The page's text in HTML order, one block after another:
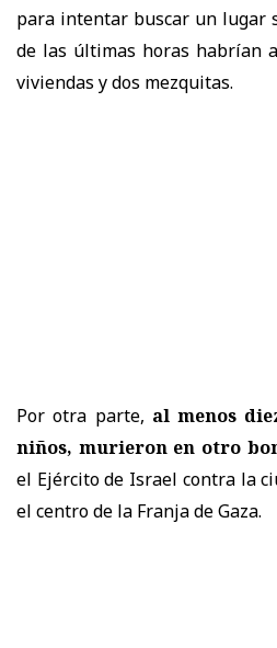
para intentar buscar un lugar
de las últimas horas habrían
viviendas y dos mezquitas.
Por otra parte, al menos
niños, murieron en otro
el Ejército de Israel contra la
el centro de la Franja de Gaza.